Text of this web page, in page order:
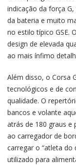
indicação da força
da bateria e muito
no estilo típico GSE.
design de elevada
ao mais ínfimo
Além disso, o Corsa
tecnológicos e de
qualidade. O
bancos e volante
atrás de 180 graus e
ao carregador de
carregar o “atleta do
utilizado para